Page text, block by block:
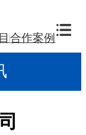
合作案例